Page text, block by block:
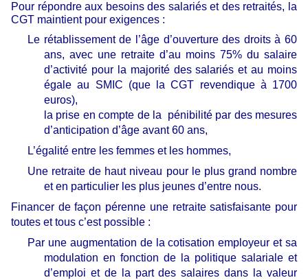
Pour répondre aux besoins des salariés et des retraités, la
CGT maintient pour exigences :
Le rétablissement de l’âge d’ouverture des droits à 60
ans, avec une retraite d’au moins 75% du salaire
d’activité pour la majorité des salariés et au moins
égale au SMIC (que la CGT revendique à 1700
euros),
la prise en compte de la pénibilité par des mesures
d’anticipation d’âge avant 60 ans,
L’égalité entre les femmes et les hommes,
Une retraite de haut niveau pour le plus grand nombre
et en particulier les plus jeunes d’entre nous.
Financer de façon pérenne une retraite satisfaisante pour
toutes et tous c’est possible :
Par une augmentation de la cotisation employeur et sa
modulation en fonction de la politique salariale et
d’emploi et de la part des salaires dans la valeur